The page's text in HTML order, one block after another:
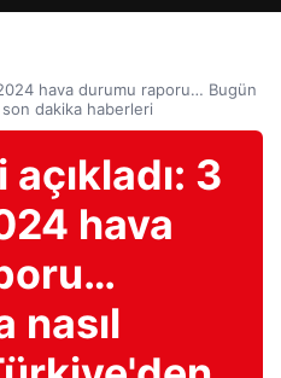
hava durumu raporu… Bugün
dakika haberleri
3
hava
nasıl